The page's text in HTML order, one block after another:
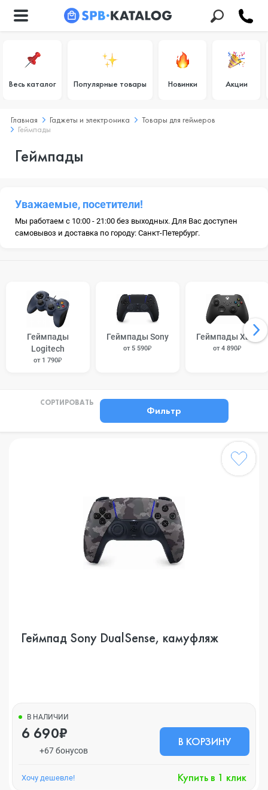
Весь каталог Популярные товары Новинки Акции
Главная Гаджеты и электроника
Товары для геймеров
Геймпады
Геймпады
Уважаемые, посетители!
Мы работаем с 10:00 - 21:00 без выходных. Для Вас доступен
самовывоз и доставка по городу: Санкт-Петербург.
Геймпады
Logitech
от 1 790₽
Геймпады Sony
от 5 590₽
Геймпады Xbox
от 4 890₽
СОРТИРОВАТЬ
Фильтр
Геймпад Sony DualSense, камуфляж
В НАЛИЧИИ
6 690₽
+67 бонусов
В КОРЗИНУ
Хочу дешевле! Купить в 1 клик